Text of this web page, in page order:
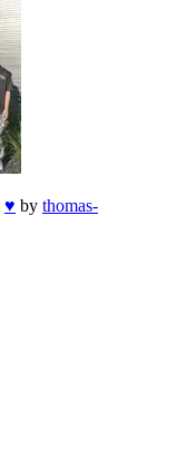
♥ by thomas-